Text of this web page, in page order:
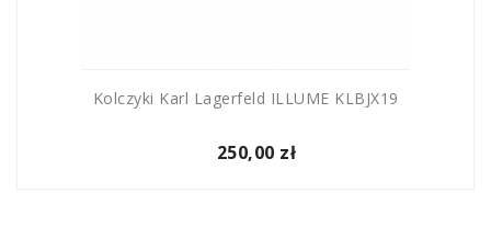
Kolczyki Karl Lagerfeld ILLUME KLBJX19
250,00 zł